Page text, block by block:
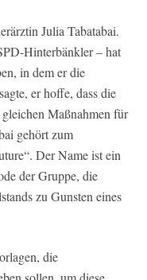
Julia Tabatabai.
Hinterbänkler – hat
in dem er die
er hoffe, dass die
Maßnahmen für
gehört zum
Der Name ist ein
der Gruppe, die
zu Gunsten eines
die